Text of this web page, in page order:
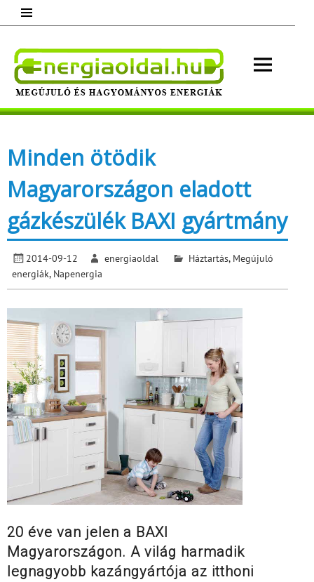
content
Megújuló és hagyományos energiák.
Minden ötödik
Magyarországon eladott
gázkészülék BAXI gyártmány
2014-09-12 energiaoldal Háztartás, Megújuló
energiák, Napenergia
20 éve van jelen a BAXI
Magyarországon. A világ harmadik
legnagyobb kazángyártója az itthoni